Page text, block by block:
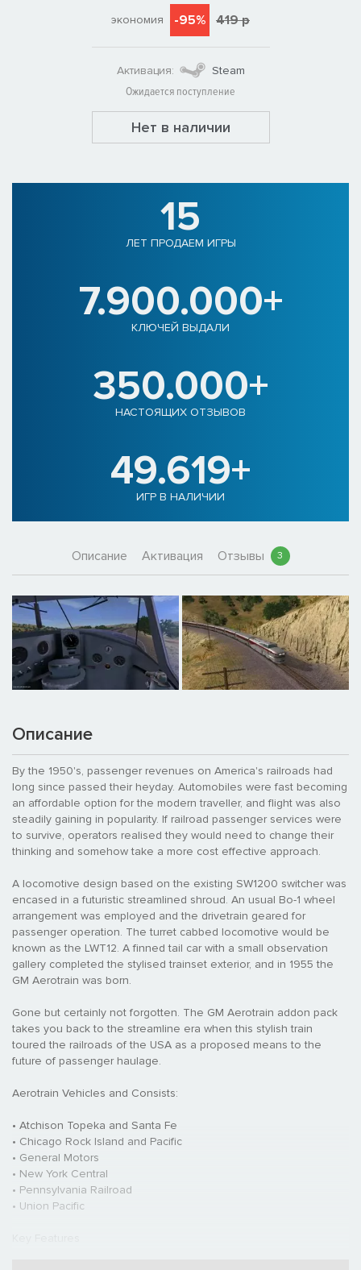
экономия -95% 419 р
Активация:
Steam
Ожидается поступление
Нет в наличии
15
ЛЕТ ПРОДАЕМ ИГРЫ
7.900.000+
КЛЮЧЕЙ ВЫДАЛИ
350.000+
НАСТОЯЩИХ ОТЗЫВОВ
49.619+
ИГР В НАЛИЧИИ
Описание Активация Отзывы 3
Описание
By the 1950's, passenger revenues on America's railroads had
long since passed their heyday. Automobiles were fast becoming
an affordable option for the modern traveller, and flight was also
steadily gaining in popularity. If railroad passenger services were
to survive, operators realised they would need to change their
thinking and somehow take a more cost effective approach.
A locomotive design based on the existing SW1200 switcher was
encased in a futuristic streamlined shroud. An usual Bo-1 wheel
arrangement was employed and the drivetrain geared for
passenger operation. The turret cabbed locomotive would be
known as the LWT12. A finned tail car with a small observation
gallery completed the stylised trainset exterior, and in 1955 the
GM Aerotrain was born.
Gone but certainly not forgotten. The GM Aerotrain addon pack
takes you back to the streamline era when this stylish train
toured the railroads of the USA as a proposed means to the
future of passenger haulage.
Aerotrain Vehicles and Consists:
• Atchison Topeka and Santa Fe
• Chicago Rock Island and Pacific
• General Motors
• New York Central
• Pennsylvania Railroad
• Union Pacific